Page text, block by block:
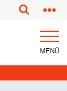
MENÜ